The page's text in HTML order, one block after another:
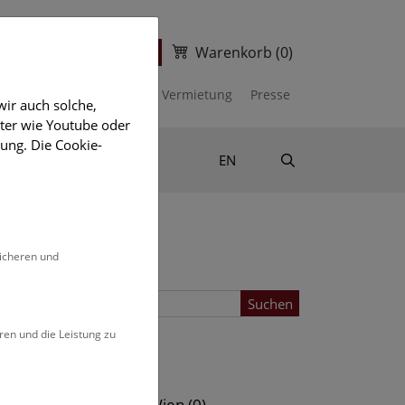
Warenkorb (0)
Vermietung Presse
EN
Suchen
auch solche,
wie Youtube oder
Die Cookie-
und
und die Leistung zu